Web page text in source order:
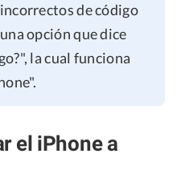
de código
opción que dice
la cual funciona
el iPhone a